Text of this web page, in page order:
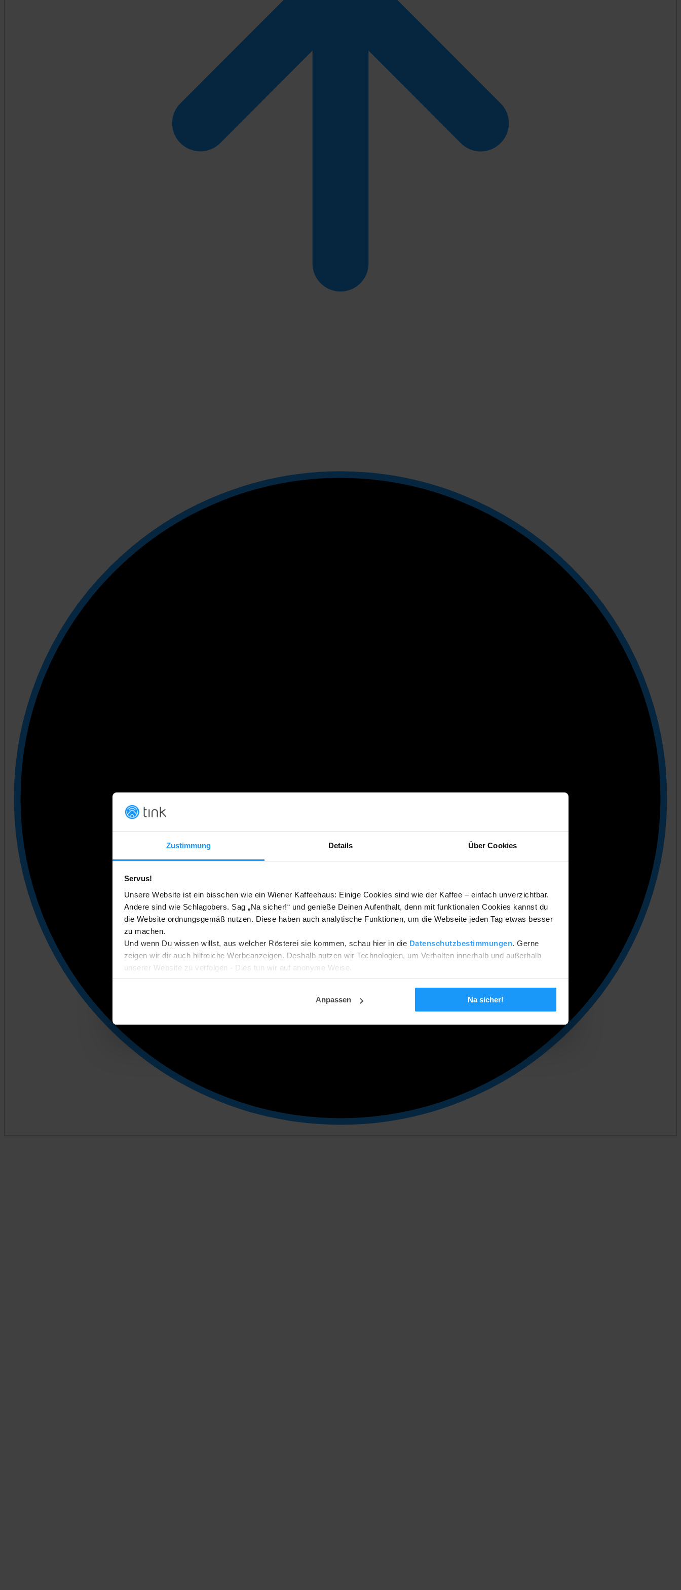
Zustimmung Details Über Cookies
Servus!
Unsere Website ist ein bisschen wie ein Wiener Kaffeehaus: Einige Cookies sind wie der Kaffee – einfach unverzichtbar.
Andere sind wie Schlagobers. Sag „Na sicher!“ und genieße Deinen Aufenthalt, denn mit funktionalen Cookies kannst du
die Website ordnungsgemäß nutzen. Diese haben auch analytische Funktionen, um die Webseite jeden Tag etwas besser
zu machen.
Und wenn Du wissen willst, aus welcher Rösterei sie kommen, schau hier in die Datenschutzbestimmungen. Gerne
zeigen wir dir auch hilfreiche Werbeanzeigen. Deshalb nutzen wir Technologien, um Verhalten innerhalb und außerhalb
unserer Website zu verfolgen - Dies tun wir auf anonyme Weise.
Entscheidest du dich für Ablehnen? Dann werden wir nur funktionale und analytische Cookies setzen. Deine Einstellungen
Anpassen
Na sicher!